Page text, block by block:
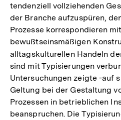
tendenziell vollziehenden
der Branche aufzuspüren,
Prozesse korrespondieren
bewußtseinsmäßigen
alltagskulturellen Handeln
sind mit Typisierungen
Untersuchungen zeigte -auf
Geltung bei der Gestaltung
Prozessen in betrieblichen
beanspruchen. Die